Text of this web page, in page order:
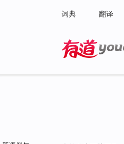
词典 翻译